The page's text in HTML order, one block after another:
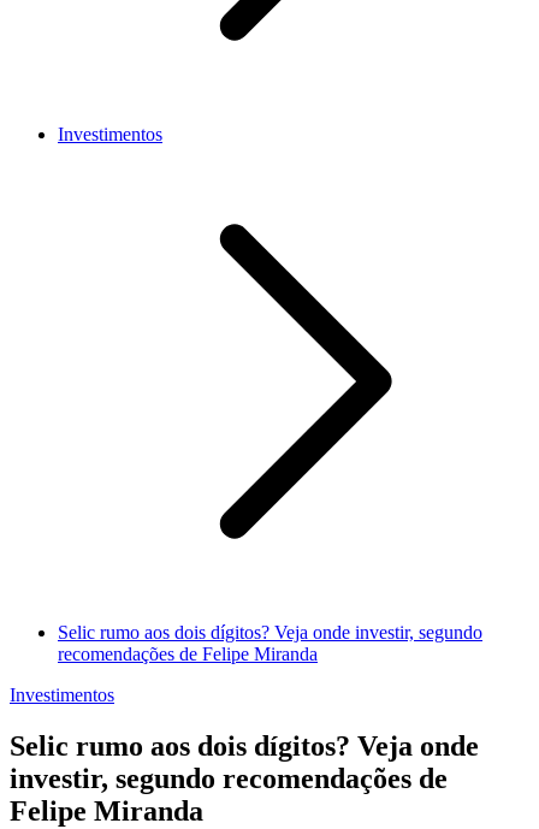
Investimentos
Selic rumo aos dois dígitos? Veja onde investir, segundo
recomendações de Felipe Miranda
Investimentos
Selic rumo aos dois dígitos? Veja onde
investir, segundo recomendações de
Felipe Miranda